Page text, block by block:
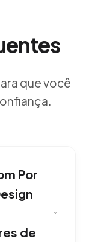
que você
Por
de